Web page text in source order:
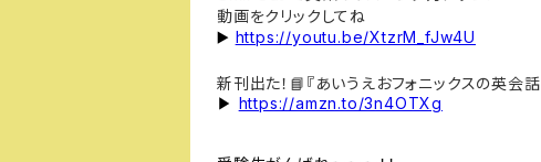
動画をクリックしてね
▶️ https://youtu.be/XtzrM_fJw4U
新刊出た！ 📘 『あいうえおフォニックスの英会話
▶︎ https://amzn.to/3n4OTXg